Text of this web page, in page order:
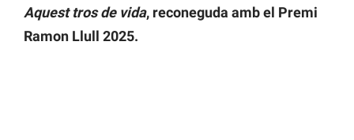
Aquest tros de vida, reconeguda amb el Premi
Ramon Llull 2025.